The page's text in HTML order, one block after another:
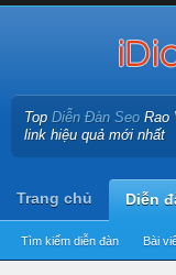
Top Diễn Đàn SeoRao
link hiệu quả mới nhất
Trang chủ Diễn
Tìm kiếm diễn đàn Bài